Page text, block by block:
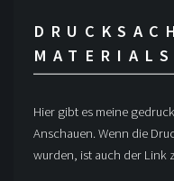
MATERIALS
Hier gibt es meine
Anschauen. Wenn die
wurden, ist auch der Link